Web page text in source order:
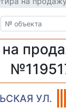
на
УЛ.